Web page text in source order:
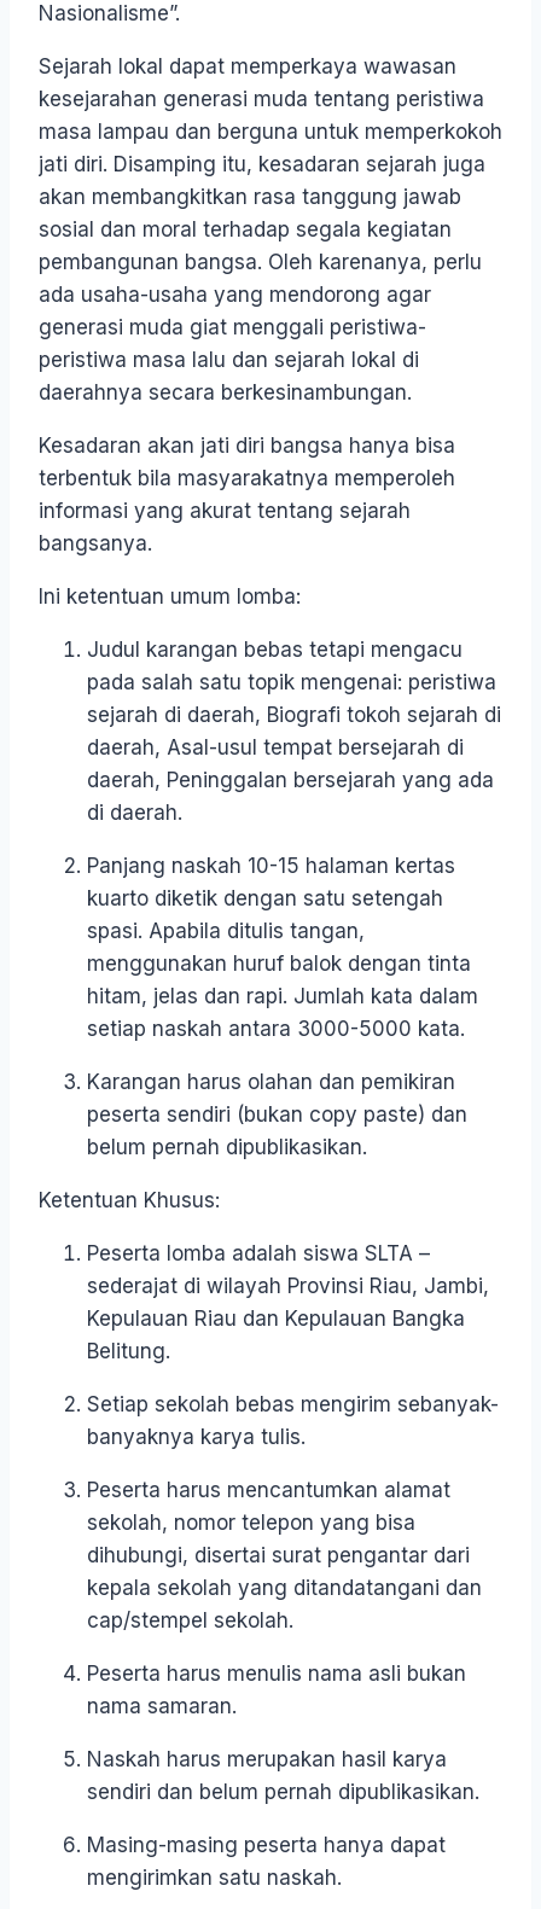
Nasionalisme”.
Sejarah lokal dapat memperkaya wawasan
kesejarahan generasi muda tentang peristiwa
masa lampau dan berguna untuk memperkokoh
jati diri. Disamping itu, kesadaran sejarah juga
akan membangkitkan rasa tanggung jawab
sosial dan moral terhadap segala kegiatan
pembangunan bangsa. Oleh karenanya, perlu
ada usaha-usaha yang mendorong agar
generasi muda giat menggali peristiwa-
peristiwa masa lalu dan sejarah lokal di
daerahnya secara berkesinambungan.
Kesadaran akan jati diri bangsa hanya bisa
terbentuk bila masyarakatnya memperoleh
informasi yang akurat tentang sejarah
bangsanya.
Ini ketentuan umum lomba:
Judul karangan bebas tetapi mengacu
pada salah satu topik mengenai: peristiwa
sejarah di daerah, Biografi tokoh sejarah di
daerah, Asal-usul tempat bersejarah di
daerah, Peninggalan bersejarah yang ada
di daerah.
Panjang naskah 10-15 halaman kertas
kuarto diketik dengan satu setengah
spasi. Apabila ditulis tangan,
menggunakan huruf balok dengan tinta
hitam, jelas dan rapi. Jumlah kata dalam
setiap naskah antara 3000-5000 kata.
Karangan harus olahan dan pemikiran
peserta sendiri (bukan copy paste) dan
belum pernah dipublikasikan.
Ketentuan Khusus:
Peserta lomba adalah siswa SLTA –
sederajat di wilayah Provinsi Riau, Jambi,
Kepulauan Riau dan Kepulauan Bangka
Belitung.
Setiap sekolah bebas mengirim sebanyak-
banyaknya karya tulis.
Peserta harus mencantumkan alamat
sekolah, nomor telepon yang bisa
dihubungi, disertai surat pengantar dari
kepala sekolah yang ditandatangani dan
cap/stempel sekolah.
Peserta harus menulis nama asli bukan
nama samaran.
Naskah harus merupakan hasil karya
sendiri dan belum pernah dipublikasikan.
Masing-masing peserta hanya dapat
mengirimkan satu naskah.